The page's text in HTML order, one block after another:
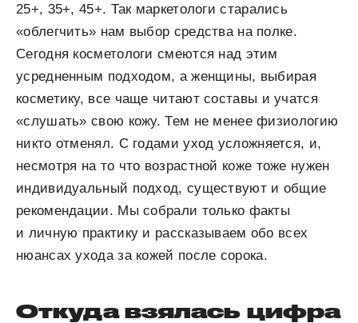
25+, 35+, 45+. Так маркетологи старались
«облегчить» нам выбор средства на полке.
Сегодня косметологи смеются над этим
усредненным подходом, а женщины, выбирая
косметику, все чаще читают составы и учатся
«слушать» свою кожу. Тем не менее физиологию
никто отменял. С годами уход усложняется, и,
несмотря на то что возрастной коже тоже нужен
индивидуальный подход, существуют и общие
рекомендации. Мы собрали только факты
и личную практику и рассказываем обо всех
нюансах ухода за кожей после сорока.
Откуда взялась цифра